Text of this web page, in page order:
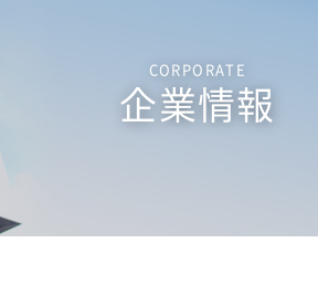
CORPORATE
企業情報